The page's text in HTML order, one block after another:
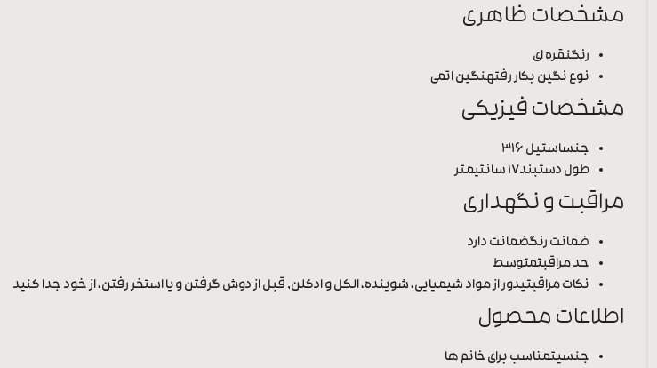
مشخصات ظاهری
رنگنقره ای
نوع نگین بکار رفتهنگین اتمی
مشخصات فیزیکی
جنساستیل 316
طول دستبند17 سانتیمتر
مراقبت و نگهداری
ضمانت رنگضمانت دارد
حد مراقبتمتوسط
نکات مراقبتیدور از مواد شیمیایی، شوینده، الکل و ادکلن, قبل از دوش گرفتن و یا استخر رفتن، از خود جدا کنید
اطلاعات محصول
جنسیتمناسب برای خانم ها